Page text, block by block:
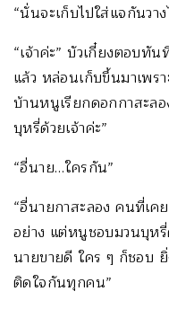
“นั่นจะเก็บไปใส่แจกันวา
“เจ้าค่ะ” บัวเกี๋ยงตอบทัน
แล้ว หล่อนเก็บขึ้นมาเพร
บ้านหนูเรียกดอกกาสะล
บุหรี่ด้วยเจ้าค่ะ”
“อี่นาย…ใครกัน”
“อี่นายกาสะลอง คนที่เค
อย่าง แต่หนูชอบมวนบุห
นายขายดี ใคร ๆ ก็ชอบ
ติดใจกันทุกคน”